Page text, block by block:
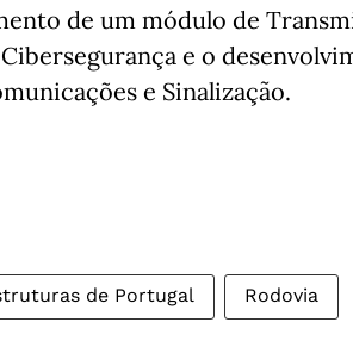
de um módulo de
e o
e Sinalização.
de Portugal Rodovia